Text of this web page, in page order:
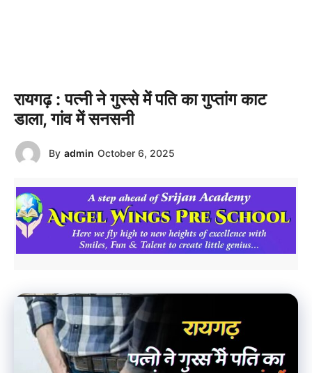
रायगढ़ : पत्नी ने गुस्से में पति का गुप्तांग काट
डाला, गांव में सनसनी
By admin October 6, 2025